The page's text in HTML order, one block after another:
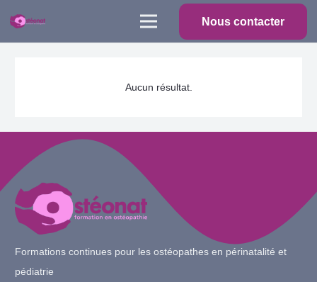
Nous contacter
Aucun résultat.
Formations continues pour les ostéopathes en périnatalité et
pédiatrie